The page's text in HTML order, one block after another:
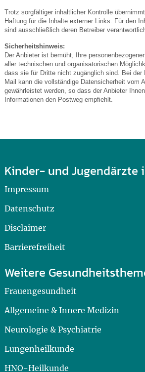
Trotz sorgfältiger inhaltlicher Kontrolle
Haftung für die Inhalte externer Links. Für den
sind ausschließlich deren Betreiber
Sicherheitshinweis:
Der Anbieter ist bemüht, Ihre
aller technischen und organisatorischen
dass sie für Dritte nicht zugänglich sind. Bei der
Mail kann die vollständige Datensicherheit vom
gewährleistet werden, so dass der Anbieter
Informationen den Postweg empfiehlt.
Kinder- und Jugendärzte
Impressum
Datenschutz
Disclaimer
Barrierefreiheit
Weitere
Frauengesundheit
Allgemeine & Innere Medizin
Neurologie & Psychiatrie
Lungenheilkunde
HNO-Heilkunde